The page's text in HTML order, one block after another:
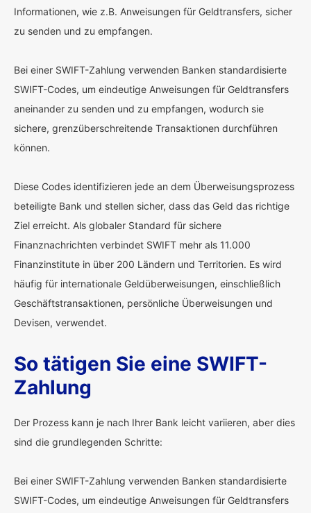
Informationen, wie z.B. Anweisungen für Geldtransfers, sicher
zu senden und zu empfangen.
Bei einer SWIFT-Zahlung verwenden Banken standardisierte
SWIFT-Codes, um eindeutige Anweisungen für Geldtransfers
aneinander zu senden und zu empfangen, wodurch sie
sichere, grenzüberschreitende Transaktionen durchführen
können.
Diese Codes identifizieren jede an dem Überweisungsprozess
beteiligte Bank und stellen sicher, dass das Geld das richtige
Ziel erreicht. Als globaler Standard für sichere
Finanznachrichten verbindet SWIFT mehr als 11.000
Finanzinstitute in über 200 Ländern und Territorien. Es wird
häufig für internationale Geldüberweisungen, einschließlich
Geschäftstransaktionen, persönliche Überweisungen und
Devisen, verwendet.
So tätigen Sie eine SWIFT-
Zahlung
Der Prozess kann je nach Ihrer Bank leicht variieren, aber dies
sind die grundlegenden Schritte:
Bei einer SWIFT-Zahlung verwenden Banken standardisierte
SWIFT-Codes, um eindeutige Anweisungen für Geldtransfers